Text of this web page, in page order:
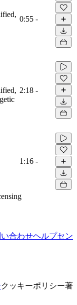
0:55 -
2:18 -
1:16 -
合わせヘルプセン
クッキーポリシー著